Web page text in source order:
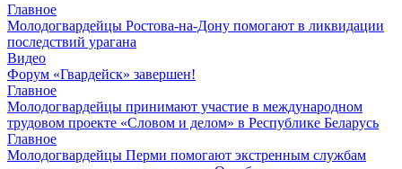
Главное
Молодогвардейцы Ростова-на-Дону помогают в ликвидации
последствий урагана
Видео
Форум «Гвардейск» завершен!
Главное
Молодогвардейцы принимают участие в международном
трудовом проекте «Словом и делом» в Республике Беларусь
Главное
Молодогвардейцы Перми помогают экстренным службам